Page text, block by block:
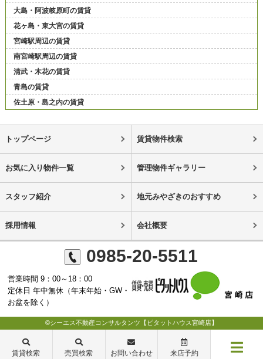
大島・阿波岐原町の賃貸
花ヶ島・東大宮の賃貸
宮崎駅周辺の賃貸
南宮崎駅周辺の賃貸
清武・木花の賃貸
青島の賃貸
佐土原・島之内の賃貸
トップページ 賃貸物件検索
お気に入り物件一覧 管理物件ギャラリー
スタッフ紹介 地元みやざきのおすすめ
採用情報 会社概要
0985-20-5511
営業時間 9：00～18：00
定休日 年中無休（年末年始・GW・
お盆を除く）
©シーエス不動産コンサルタンツ【ピタットハウス宮崎店】
賃貸検索 売買検索 お問い合わせ 来店予約